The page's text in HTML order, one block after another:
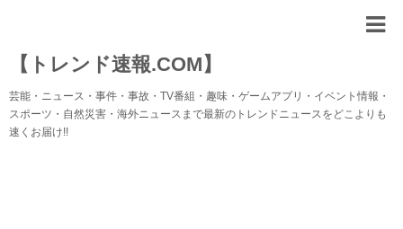
【トレンド速報.COM】
芸能・ニュース・事件・事故・TV番組・趣味・ゲームアプリ・イベント情報・
スポーツ・自然災害・海外ニュースまで最新のトレンドニュースをどこよりも
速くお届け!!